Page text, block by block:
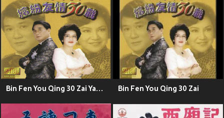
Bin Fen You Qing 30 Zai Yan Chang Hui Bin Fen You Qing 30 Zai